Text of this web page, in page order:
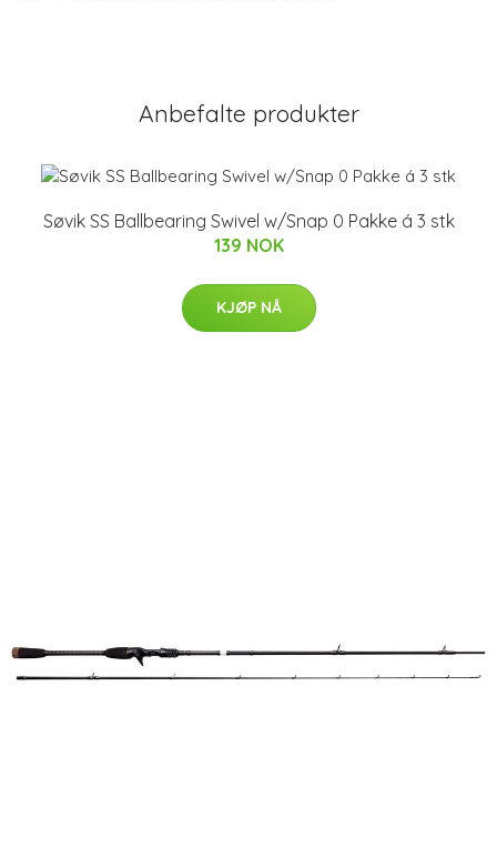
Anbefalte produkter
Søvik SS Ballbearing Swivel w/Snap 0 Pakke á 3 stk
139 NOK
KJØP NÅ